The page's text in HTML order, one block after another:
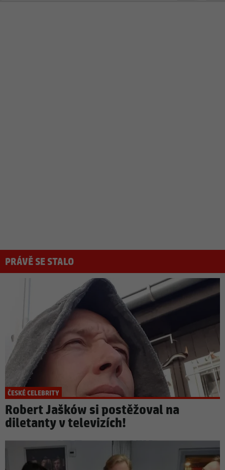
PRÁVĚ SE STALO
ČESKÉ CELEBRITY
Robert Jašków si postěžoval na
diletanty v televizích!